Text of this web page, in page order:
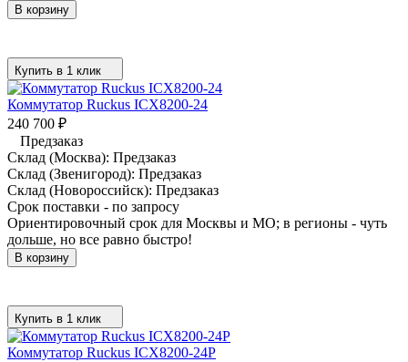
В корзину
Купить в 1 клик
Коммутатор Ruckus ICX8200-24
240 700 ₽
Предзаказ
Склад (Москва): Предзаказ
Склад (Звенигород): Предзаказ
Склад (Новороссийск): Предзаказ
Срок поставки - по запросу
Ориентировочный срок для Москвы и МО; в регионы - чуть
дольше, но все равно быстро!
В корзину
Купить в 1 клик
Коммутатор Ruckus ICX8200-24P